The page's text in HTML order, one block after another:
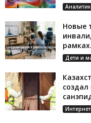
Новые
Дети и